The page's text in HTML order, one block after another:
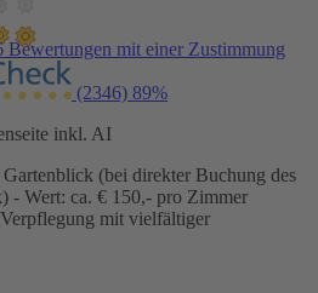
Bewertungen mit einer Zustimmung
(2346) 89%
inkl. AI
(bei direkter Buchung des
- Wert: ca. € 150,- pro Zimmer
mit vielfältiger